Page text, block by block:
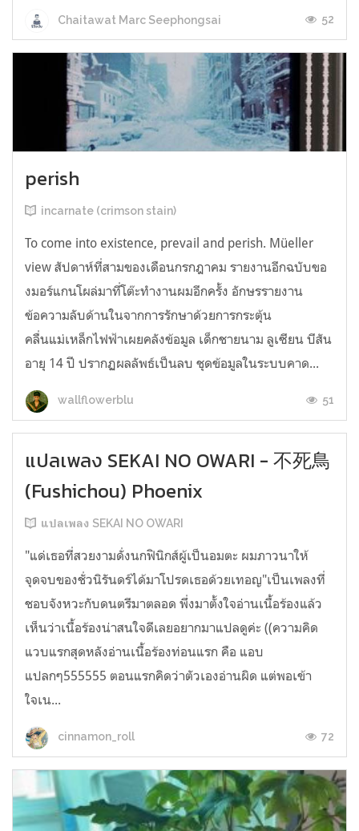
Chaitawat Marc Seephongsai 52
perish
incarnate (crimson stain)
To come into existence, prevail and perish. Müeller
view สัปดาห์ที่สามของเดือนกรกฎาคม รายงานอีกฉบับขอ
งมอร์แกนโผล่มาที่โต๊ะทำงานผมอีกครั้ง อักษรรายงาน
ข้อความลับด้านในจากการรักษาด้วยการกระตุ้น
คลื่นแม่เหล็กไฟฟ้าเผยคลังข้อมูล เด็กชายนาม ลูเซียน บีสัน
อายุ 14 ปี ปรากฏผลลัพธ์เป็นลบ ชุดข้อมูลในระบบคาด...
wallflowerblu 51
แปลเพลง SEKAI NO OWARI - 不死鳥
(Fushichou) Phoenix
แปลเพลง SEKAI NO OWARI
"แด่เธอที่สวยงามดั่งนกฟินิกส์ผู้เป็นอมตะ ผมภาวนาให้
จุดจบของชั่วนิรันดร์ได้มาโปรดเธอด้วยเทอญ"เป็นเพลงที่
ชอบจังหวะกับดนตรีมาตลอด พึ่งมาตั้งใจอ่านเนื้อร้องแล้ว
เห็นว่าเนื้อร้องน่าสนใจดีเลยอยากมาแปลดูค่ะ ((ความคิด
แวบแรกสุดหลังอ่านเนื้อร้องท่อนแรก คือ แอบ
แปลกๆ555555 ตอนแรกคิดว่าตัวเองอ่านผิด แต่พอเข้า
ใจเน...
cinnamon_roll 72